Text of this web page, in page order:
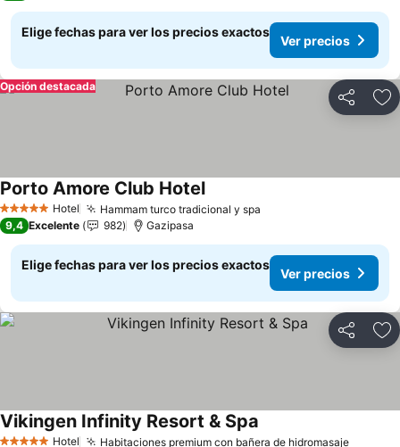
Elige fechas para ver los precios exactos
Ver precios
Compartir
Opción destacada
5 Estrellas Hotel Hammam turco tradicional y spa
Porto Amore Club HotelVer precios
9,4 Excelente 982 Gazipasa
Elige fechas para ver los precios exactos
Ver precios
Compartir
Hotel Habitaciones premium con bañera de hidromasaje
Vikingen Infinity Resort & Spa